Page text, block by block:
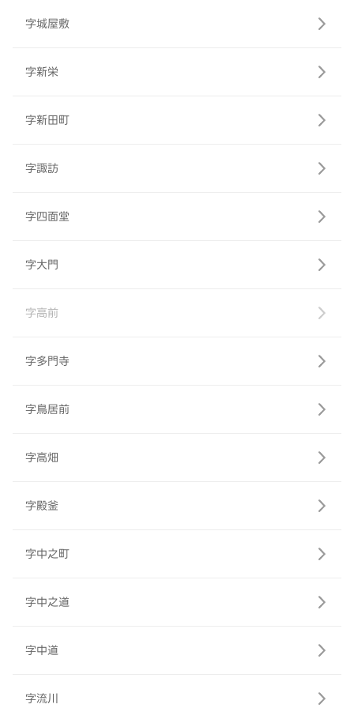
字城屋敷
字新栄
字新田町
字諏訪
字四面堂
字大門
字高前
字多門寺
字鳥居前
字高畑
字殿釜
字中之町
字中之道
字中道
字流川